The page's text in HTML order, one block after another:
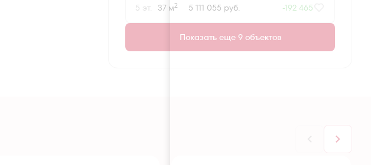
5 эт. 37 м2 5 111 055 руб. -192 465
Показать еще 9 объектов